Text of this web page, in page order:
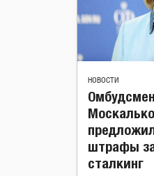
НОВОСТИ
Омбудсмен
штрафы
сталкинг